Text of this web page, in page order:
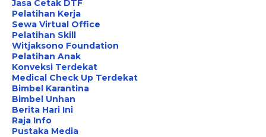
Jasa Cetak DTF
Pelatihan Kerja
Sewa Virtual Office
Pelatihan Skill
Witjaksono Foundation
Pelatihan Anak
Konveksi Terdekat
Medical Check Up Terdekat
Bimbel Karantina
Bimbel Unhan
Berita Hari Ini
Raja Info
Pustaka Media